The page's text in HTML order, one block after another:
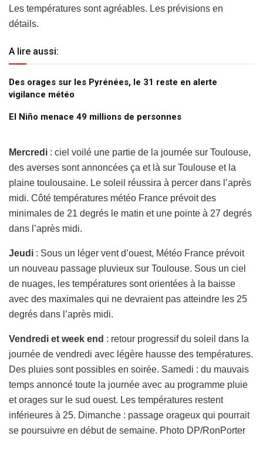
Les températures sont agréables. Les prévisions en
détails.
A lire aussi:
Des orages sur les Pyrénées, le 31 reste en alerte
vigilance météo
El Niño menace 49 millions de personnes
Mercredi : ciel voilé une partie de la journée sur Toulouse,
des averses sont annoncées ça et là sur Toulouse et la
plaine toulousaine. Le soleil réussira à percer dans l’après
midi. Côté températures météo France prévoit des
minimales de 21 degrés le matin et une pointe à 27 degrés
dans l’après midi.
Jeudi : Sous un léger vent d’ouest, Météo France prévoit
un nouveau passage pluvieux sur Toulouse. Sous un ciel
de nuages, les températures sont orientées à la baisse
avec des maximales qui ne devraient pas atteindre les 25
degrés dans l’après midi.
Vendredi et week end : retour progressif du soleil dans la
journée de vendredi avec légère hausse des températures.
Des pluies sont possibles en soirée. Samedi : du mauvais
temps annoncé toute la journée avec au programme pluie
et orages sur le sud ouest. Les températures restent
inférieures à 25. Dimanche : passage orageux qui pourrait
se poursuivre en début de semaine. Photo DP/RonPorter